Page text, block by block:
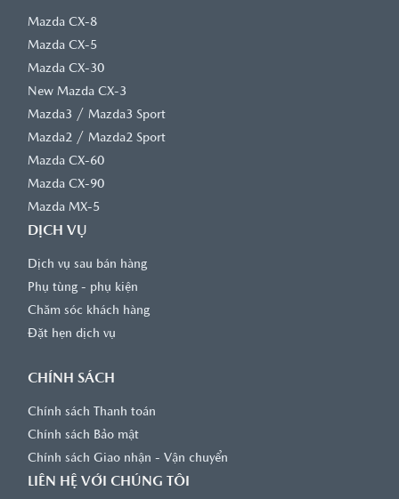
Mazda CX-8
Mazda CX-5
Mazda CX-30
New Mazda CX-3
Mazda3 / Mazda3 Sport
Mazda2 / Mazda2 Sport
Mazda CX-60
Mazda CX-90
Mazda MX-5
DỊCH VỤ
Dịch vụ sau bán hàng
Phụ tùng - phụ kiện
Chăm sóc khách hàng
Đặt hẹn dịch vụ
CHÍNH SÁCH
Chính sách Thanh toán
Chính sách Bảo mật
Chính sách Giao nhận - Vận chuyển
LIÊN HỆ VỚI CHÚNG TÔI